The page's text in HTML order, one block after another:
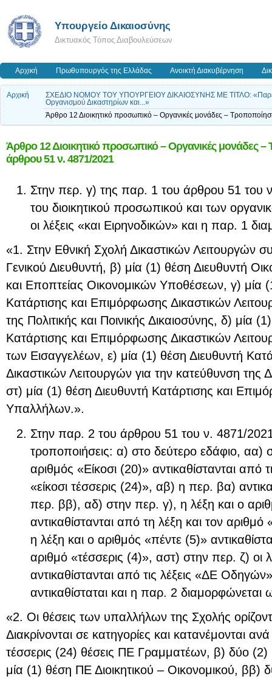
Υπουργείο Δικαιοσύνης
Δικτυακός Τόπος Διαβουλεύσεων
Αρχική Πρωθυπουργός της Ελλάδας Ανοικτή Διακυβέρνηση
Αρχική
ΣΧΕΔΙΟ ΝΟΜΟΥ ΤΟΥ ΥΠΟΥΡΓΕΙΟΥ ΔΙΚΑΙΟΣΥΝΗΣ ΜΕ ΤΙΤΛΟ:
Οργανισμού Δικαστηρίων και...»
Άρθρο 12 Διοικητικό προσωπικό – Οργανικές μονάδες –
Άρθρο 12 Διοικητικό προσωπικό – Οργανικές μονάδες
άρθρου 51 ν. 4871/2021
Στην περ. γ) της παρ. 1 του άρθρου 51 του
του διοικητικού προσωπικού και των
οι λέξεις «και Ειρηνοδικών» και η παρ. 1
«1. Στην Εθνική Σχολή Δικαστικών Λειτουργών
Γενικού Διευθυντή, β) μία (1) θέση Διευθυντή
και Εποπτείας Οικονομικών Υποθέσεων, γ) μία
Κατάρτισης και Επιμόρφωσης Δικαστικών
της Πολιτικής και Ποινικής Δικαιοσύνης, δ) μία
Κατάρτισης και Επιμόρφωσης Δικαστικών
των Εισαγγελέων, ε) μία (1) θέση Διευθυντή
Δικαστικών Λειτουργών για την κατεύθυνση της
στ) μία (1) θέση Διευθυντή Κατάρτισης και
Υπαλλήλων.».
Στην παρ. 2 του άρθρου 51 του ν. 4871/
τροποποιήσεις: α) στο δεύτερο εδάφιο, αα)
αριθμός «Είκοσι (20)» αντικαθίστανται από
«είκοσι τέσσερις (24)», αβ) η περ. βα)
περ. ββ), αδ) στην περ. γ), η λέξη και ο
αντικαθίστανται από τη λέξη και τον
η λέξη και ο αριθμός «πέντε (5)»
αριθμό «τέσσερις (4)», αστ) στην περ. ζ) οι
αντικαθίστανται από τις λέξεις «ΔΕ
αντικαθίσταται και η παρ. 2 διαμορφώνεται
«2. Οι θέσεις των υπαλλήλων της Σχολής
Διακρίνονται σε κατηγορίες και κατανέμονται
τέσσερις (24) θέσεις ΠΕ Γραμματέων, β) δύο
μία (1) θέση ΠΕ Διοικητικού – Οικονομικού, ββ)